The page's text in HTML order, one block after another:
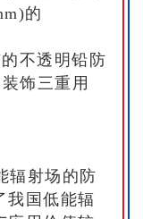
的
不透明铅防
饰三重用
辐射场的防
我国低能辐